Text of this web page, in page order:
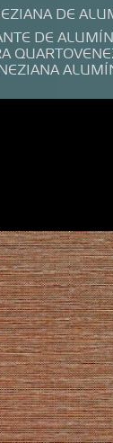
DE
DE
QUARTO